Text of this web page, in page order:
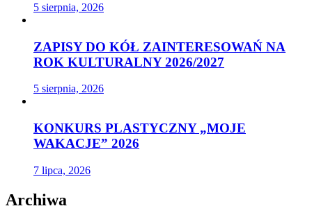
5 sierpnia, 2026
ZAPISY DO KÓŁ ZAINTERESOWAŃ NA
ROK KULTURALNY 2026/2027
5 sierpnia, 2026
KONKURS PLASTYCZNY „MOJE
WAKACJE” 2026
7 lipca, 2026
Archiwa